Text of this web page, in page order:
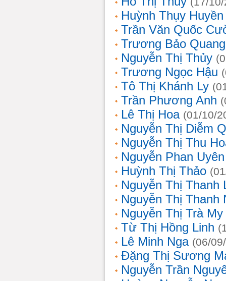
Huỳnh Thụy
Trần Văn Quốc
Trương Bảo
Nguyễn Thị Thủy
Trương Ngọc Hậu
Tô Thị Khánh Ly
Trần Phương Anh
Lê Thị Hoa (01/10/
Nguyễn Thị Diễm
Nguyễn Thị Thu
Nguyễn Phan
Huỳnh Thị Thảo
Nguyễn Thị Thanh
Nguyễn Thị Thanh
Nguyễn Thị Trà My
Từ Thị Hồng Linh
Lê Minh Nga (06/
Đặng Thị Sương
Nguyễn Trần